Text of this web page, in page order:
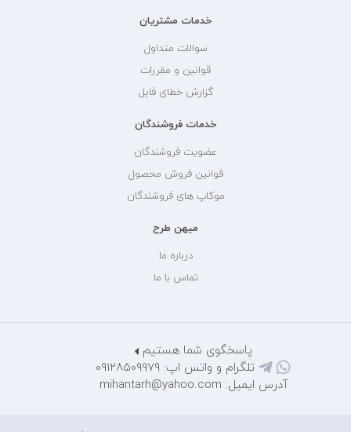
خدمات مشتریان
سوالات متداول
قوانین و مقررات
گزارش خطای فایل
خدمات فروشندگان
عضویت فروشندگان
قوانین فروش محصول
موکاپ های فروشندگان
میهن طرح
درباره ما
تماس با ما
پاسخگوی شما هستیم
تلگرام و واتس اپ: 09128509979
آدرس ایمیل: mihantarh@yahoo.com